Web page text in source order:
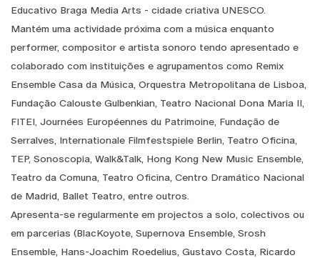
Educativo Braga Media Arts - cidade criativa UNESCO.
Mantém uma actividade próxima com a música enquanto
performer, compositor e artista sonoro tendo apresentado e
colaborado com instituições e agrupamentos como Remix
Ensemble Casa da Música, Orquestra Metropolitana de Lisboa,
Fundação Calouste Gulbenkian, Teatro Nacional Dona Maria II,
FITEI, Journées Européennes du Patrimoine, Fundação de
Serralves, Internationale Filmfestspiele Berlin, Teatro Oficina,
TEP, Sonoscopia, Walk&Talk, Hong Kong New Music Ensemble,
Teatro da Comuna, Teatro Oficina, Centro Dramático Nacional
de Madrid, Ballet Teatro, entre outros.
Apresenta-se regularmente em projectos a solo, colectivos ou
em parcerias (BlacKoyote, Supernova Ensemble, Srosh
Ensemble, Hans-Joachim Roedelius, Gustavo Costa, Ricardo